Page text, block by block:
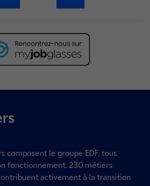
composent le groupe EDF, tous
fonctionnement. 230 métiers
activement à la transition